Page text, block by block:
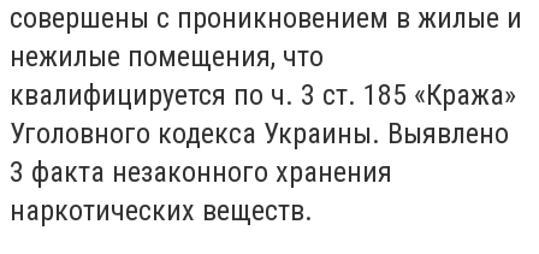
совершены с проникновением в жилые и
нежилые помещения, что
квалифицируется по ч. 3 ст. 185 «Кража»
Уголовного кодекса Украины. Выявлено
3 факта незаконного хранения
наркотических веществ.